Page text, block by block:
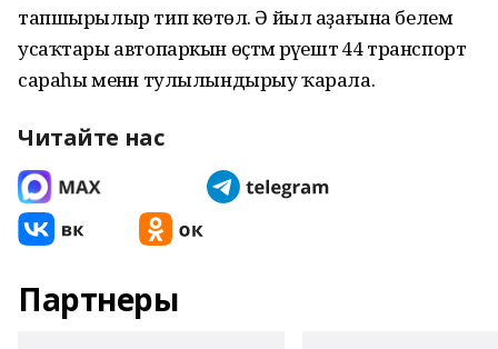
тапшырылыр тип көтөлә. Ә йыл аҙағына белем
усаҡтары автопаркын өҫтәмә рәүештә 44 транспорт
сараһы менән тулылындырыу ҡарала.
Читайте нас
Партнеры